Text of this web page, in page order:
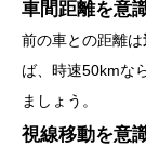
車間距離を意
前の車との距離は
ば、時速50kmな
ましょう。
視線移動を意